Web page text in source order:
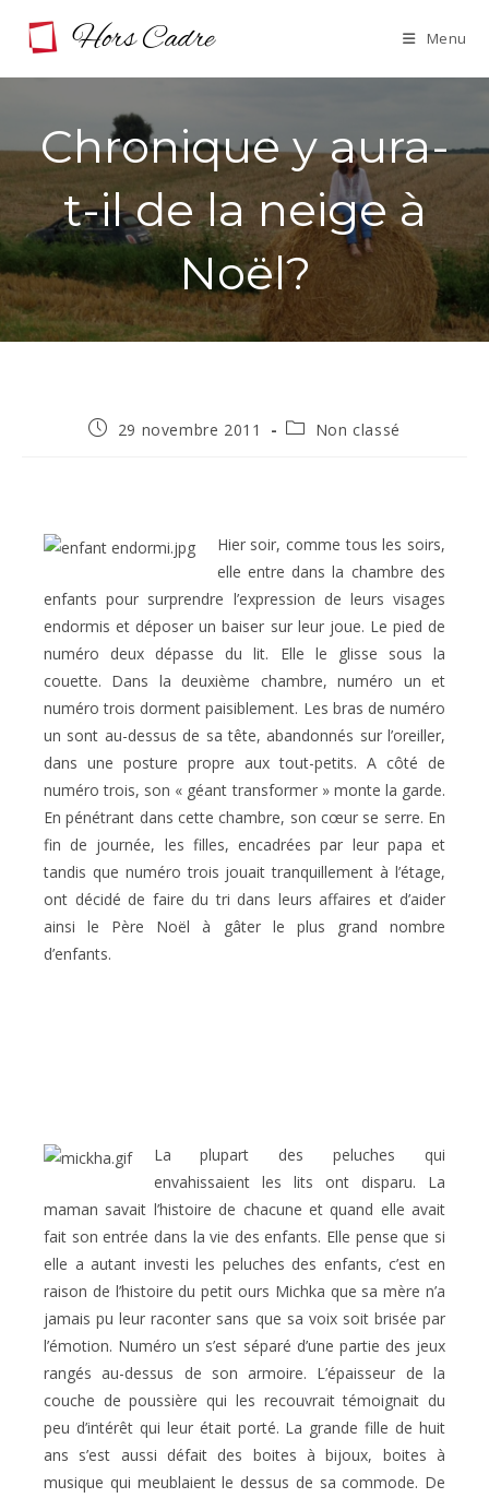
Menu
Chronique y aura-
t-il de la neige à
Noël?
Publication
29 novembre 2011
PostNon classé
Hier soir, comme tous les soirs,
elle entre dans la chambre des
enfants pour surprendre l’expression de leurs visages
endormis et déposer un baiser sur leur joue. Le pied de
numéro deux dépasse du lit. Elle le glisse sous la
couette. Dans la deuxième chambre, numéro un et
numéro trois dorment paisiblement. Les bras de numéro
un sont au-dessus de sa tête, abandonnés sur l’oreiller,
dans une posture propre aux tout-petits. A côté de
numéro trois, son « géant transformer » monte la garde.
En pénétrant dans cette chambre, son cœur se serre. En
fin de journée, les filles, encadrées par leur papa et
tandis que numéro trois jouait tranquillement à l’étage,
ont décidé de faire du tri dans leurs affaires et d’aider
ainsi le Père Noël à gâter le plus grand nombre
d’enfants.
La plupart des peluches qui
envahissaient les lits ont disparu. La
maman savait l’histoire de chacune et quand elle avait
fait son entrée dans la vie des enfants. Elle pense que si
elle a autant investi les peluches des enfants, c’est en
raison de l’histoire du petit ours Michka que sa mère n’a
jamais pu leur raconter sans que sa voix soit brisée par
l’émotion. Numéro un s’est séparé d’une partie des jeux
rangés au-dessus de son armoire. L’épaisseur de la
couche de poussière qui les recouvrait témoignait du
peu d’intérêt qui leur était porté. La grande fille de huit
ans s’est aussi défait des boites à bijoux, boites à
musique qui meublaient le dessus de sa commode. De